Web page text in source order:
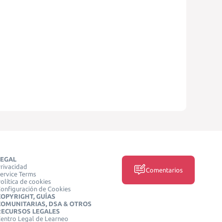
Terms
de cookies
de Cookies
GUÍAS
DSA & OTROS
LEGALES
Legal de Learneo
Comentarios